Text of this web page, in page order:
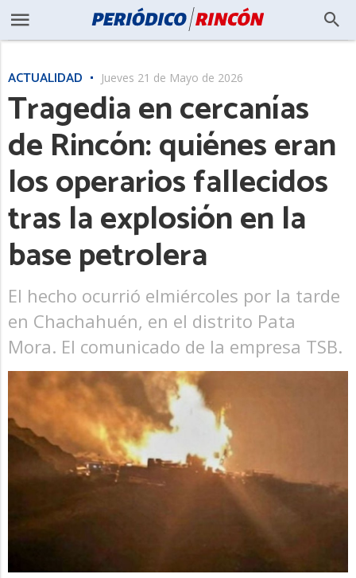
ACTUALIDAD Jueves 21 de Mayo de 2026
Tragedia en cercanías
de Rincón: quiénes eran
los operarios fallecidos
tras la explosión en la
base petrolera
El hecho ocurrió elmiércoles por la tarde
en Chachahuén, en el distrito Pata
Mora. El comunicado de la empresa TSB.